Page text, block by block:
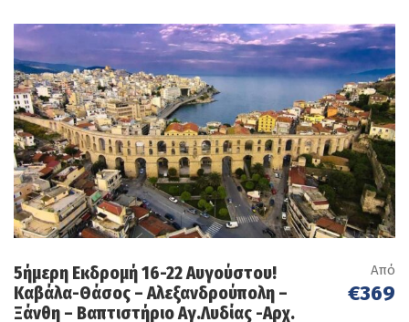
οποία το συναντάμε είναι του 1325 από τον
βυζαντινό αυτοκράτορα Ανδρόνικο, ενώ αξίζει
να σημειώσουμε ότι την περίοδο της
Οθωμανικής Αυτοκρατορίας απολάμβανε
κάποια βασικά προνόμια, με κυριότερο το ότι
οι κάτοικοί του ζούσαν με κάποια σχετική
αυτονομία. Η περιοχή άκμασε και σπουδαίοι
έμποροι από την Κωνσταντινούπολη, τη
Ρουμανία και τη Ρωσία, ήρθαν εδώ και
ανέπτυξαν περαιτέρω τις δραστηριότητές τους.
5ήμερη Εκδρομή 16-22 Αυγούστου!
Καβάλα-Θάσος – Αλεξανδρούπολη –
Ξάνθη – Βαπτιστήριο Αγ.Λυδίας -Αρχ.
Από
€369